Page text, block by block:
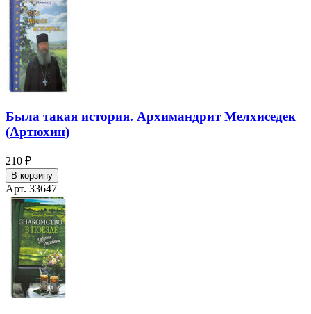
Была такая история. Архимандрит Мелхиседек
(Артюхин)
210 ₽
В корзину
Арт. 33647